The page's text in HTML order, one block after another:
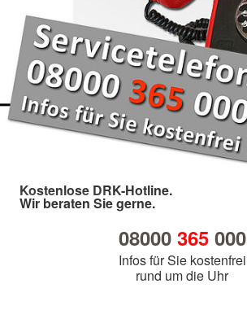
Kostenlose DRK-Hotline.
Wir beraten Sie gerne.
08000 365000
Infos für Sie kostenfrei
rund um die Uhr